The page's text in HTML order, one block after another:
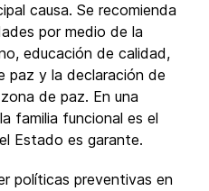
causa. Se recomienda
por medio de la
educación de calidad,
paz y la declaración de
de paz. En una
familia funcional es el
Estado es garante.
políticas preventivas en